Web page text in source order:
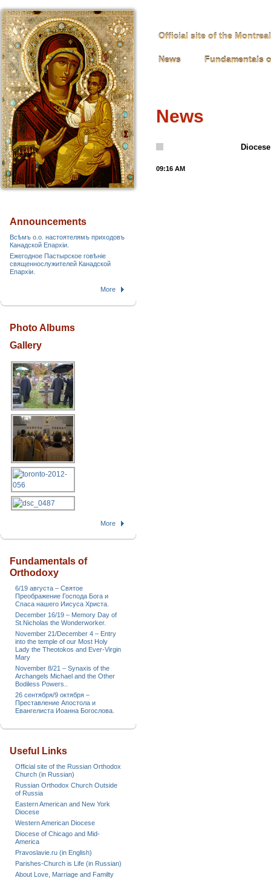
Official site of the
News Fundamentals
News
09:16 AM
Announcements
Всѣмъ о.о. настоятелямъ приходовъ
Канадской Епархiи.
Ежегодное Пастырское говѣніе
священнослужителей Канадской
Епархіи.
More
Photo Albums
Gallery
More
Fundamentals of
Orthodoxy
6/19 августа – Святое
Преображение Господа Бога и
Спаса нашего Иисуса Христа.
December 16/19 – Memory Day of
St.Nicholas the Wonderworker.
November 21/December 4 – Entry
into the temple of our Most Holy
Lady the Theotokos and Ever-Virgin
Mary
November 8/21 – Synaxis of the
Archangels Michael and the Other
Bodiless Powers..
26 сентября/9 октября –
Преставление Апостола и
Евангелиста Иоанна Богослова.
Useful Links
Official site of the Russian Orthodox
Church (in Russian)
Russian Orthodox Church Outside
of Russia
Eastern American and New York
Diocese
Western American Diocese
Diocese of Chicago and Mid-
America
Pravoslavie.ru (in English)
Parishes-Church is Life (in Russian)
About Love, Marriage and Familty